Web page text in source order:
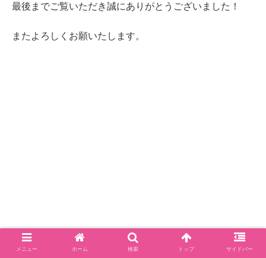
最後までご覧いただき誠にありがとうございました！
またよろしくお願いたします。
メニュー ホーム 検索 トップ サイドバー